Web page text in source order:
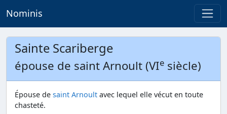
Nominis
Sainte Scariberge
épouse de saint Arnoult (VIe siècle)
Épouse de saint Arnoult avec lequel elle vécut en toute
chasteté.